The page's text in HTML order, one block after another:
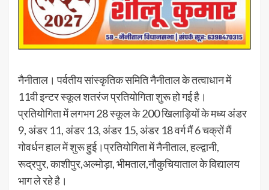
नैनीताल। पर्वतीय सांस्कृतिक समिति नैनीताल के तत्वाधान में
11वी इन्टर स्कूल शतरंज प्रतियोगिता शुरू हो गई है।
प्रतियोगिता में लगभग 28 स्कूल के 200 खिलाड़ियों के मध्य अंडर
9, अंडर 11, अंडर 13, अंडर 15, अंडर 18 वर्ग मैं 6 चक्रों मैं
गोवर्धन हाल में शुरू हुई।प्रतियोगिता में नैनीताल, हल्द्वानी,
रूद्रपुर, काशीपुर,अल्मोड़ा, भीमताल,नौकुचियाताल के विद्यालय
भाग ले रहे है।